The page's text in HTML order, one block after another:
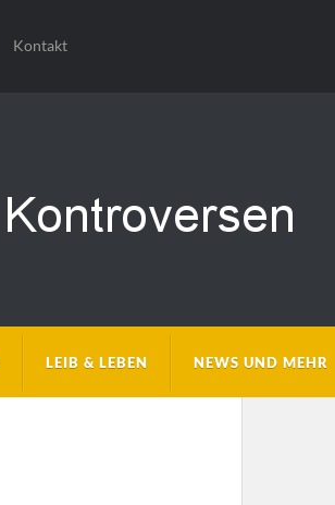
Kontakt
LEIB & LEBEN NEWS UND MEHR